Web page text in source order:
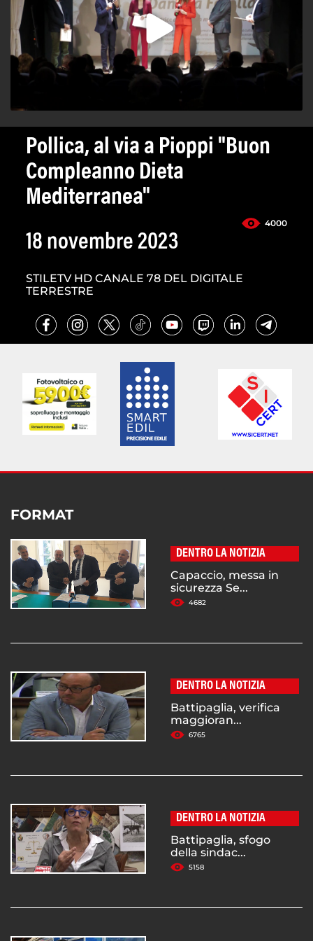
Pollica, al via a Pioppi "Buon
Compleanno Dieta
Mediterranea"
4000
18 novembre 2023
STILETV HD CANALE 78 DEL DIGITALE
TERRESTRE
FORMAT
DENTRO LA NOTIZIA
Capaccio, messa in
sicurezza Se...
4682
DENTRO LA NOTIZIA
Battipaglia, verifica
maggioran...
6765
DENTRO LA NOTIZIA
Battipaglia, sfogo
della sindac...
5158